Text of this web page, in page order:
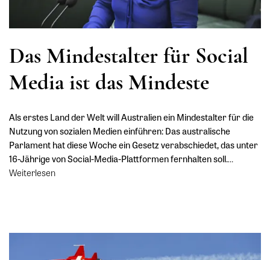
Das Mindestalter für Social
Media ist das Mindeste
Als erstes Land der Welt will Australien ein Mindestalter für die
Nutzung von sozialen Medien einführen: Das australische
Parlament hat diese Woche ein Gesetz verabschiedet, das unter
16-Jährige von Social-Media-Plattformen fernhalten soll.…
Weiterlesen